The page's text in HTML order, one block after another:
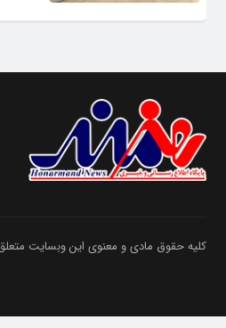
کلیه حقوق مادی و معنوی این وبسایت